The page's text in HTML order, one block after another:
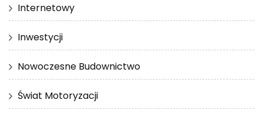
Internetowy
Inwestycji
Nowoczesne Budownictwo
Świat Motoryzacji